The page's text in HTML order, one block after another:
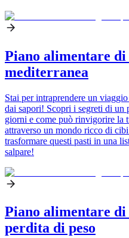
Piano alimentare
mediterranea
Stai per intraprendere un
dai sapori! Scopri i segreti di un
giorni e come può rinvigorire la
attraverso un mondo ricco di
trasformare questi pasti in una
salpare!
Piano alimentare
perdita di peso